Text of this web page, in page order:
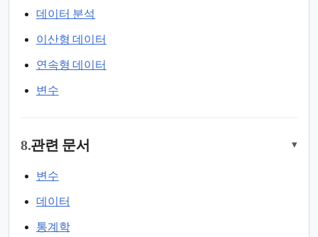
데이터 분석
이산형 데이터
연속형 데이터
변수
8.관련 문서 ▾
변수
데이터
통계학